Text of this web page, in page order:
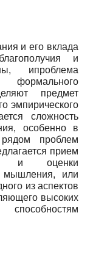
и его вклада
и
ипроблема
предмет
эмпирического
сложность
особенно в
проблем
прием
и оценки
мышления, или
из аспектов
высоких